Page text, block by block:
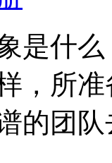
是什
，所
的团